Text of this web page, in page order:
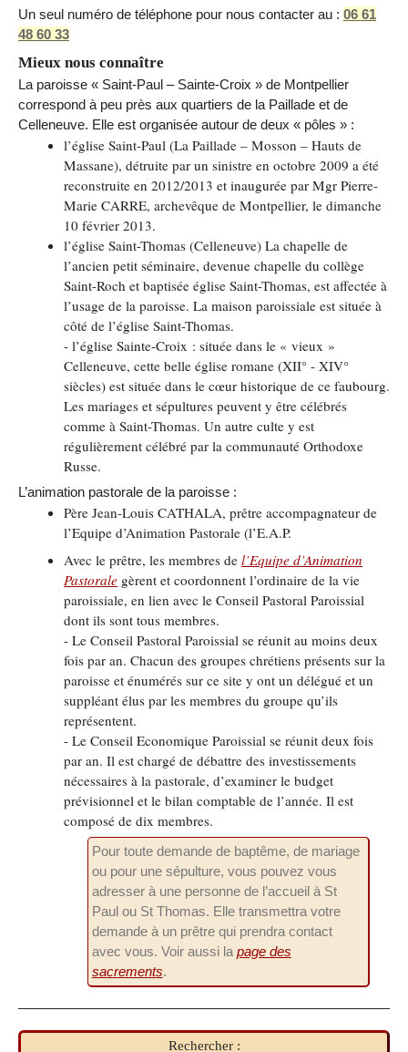
Un seul numéro de téléphone pour nous contacter au : 06 61
48 60 33
Mieux nous connaître
La paroisse « Saint-Paul – Sainte-Croix » de Montpellier
correspond à peu près aux quartiers de la Paillade et de
Celleneuve. Elle est organisée autour de deux « pôles » :
l’église Saint-Paul (La Paillade – Mosson – Hauts de
Massane), détruite par un sinistre en octobre 2009 a été
reconstruite en 2012/2013 et inaugurée par Mgr Pierre-
Marie CARRE, archevêque de Montpellier, le dimanche
10 février 2013.
l’église Saint-Thomas (Celleneuve) La chapelle de
l’ancien petit séminaire, devenue chapelle du collège
Saint-Roch et baptisée église Saint-Thomas, est affectée à
l’usage de la paroisse. La maison paroissiale est située à
côté de l’église Saint-Thomas.
- l’église Sainte-Croix : située dans le « vieux »
Celleneuve, cette belle église romane (XII° - XIV°
siècles) est située dans le cœur historique de ce faubourg.
Les mariages et sépultures peuvent y être célébrés
comme à Saint-Thomas. Un autre culte y est
régulièrement célébré par la communauté Orthodoxe
Russe.
L’animation pastorale de la paroisse :
Père Jean-Louis CATHALA, prêtre accompagnateur de
l’Equipe d’Animation Pastorale (l’E.A.P.
Avec le prêtre, les membres de l’Equipe d’Animation
Pastorale gèrent et coordonnent l’ordinaire de la vie
paroissiale, en lien avec le Conseil Pastoral Paroissial
dont ils sont tous membres.
- Le Conseil Pastoral Paroissial se réunit au moins deux
fois par an. Chacun des groupes chrétiens présents sur la
paroisse et énumérés sur ce site y ont un délégué et un
suppléant élus par les membres du groupe qu’ils
représentent.
- Le Conseil Economique Paroissial se réunit deux fois
par an. Il est chargé de débattre des investissements
nécessaires à la pastorale, d’examiner le budget
prévisionnel et le bilan comptable de l’année. Il est
composé de dix membres.
Pour toute demande de baptême, de mariage
ou pour une sépulture, vous pouvez vous
adresser à une personne de l’accueil à St
Paul ou St Thomas. Elle transmettra votre
demande à un prêtre qui prendra contact
avec vous. Voir aussi la page des
sacrements.
Rechercher :